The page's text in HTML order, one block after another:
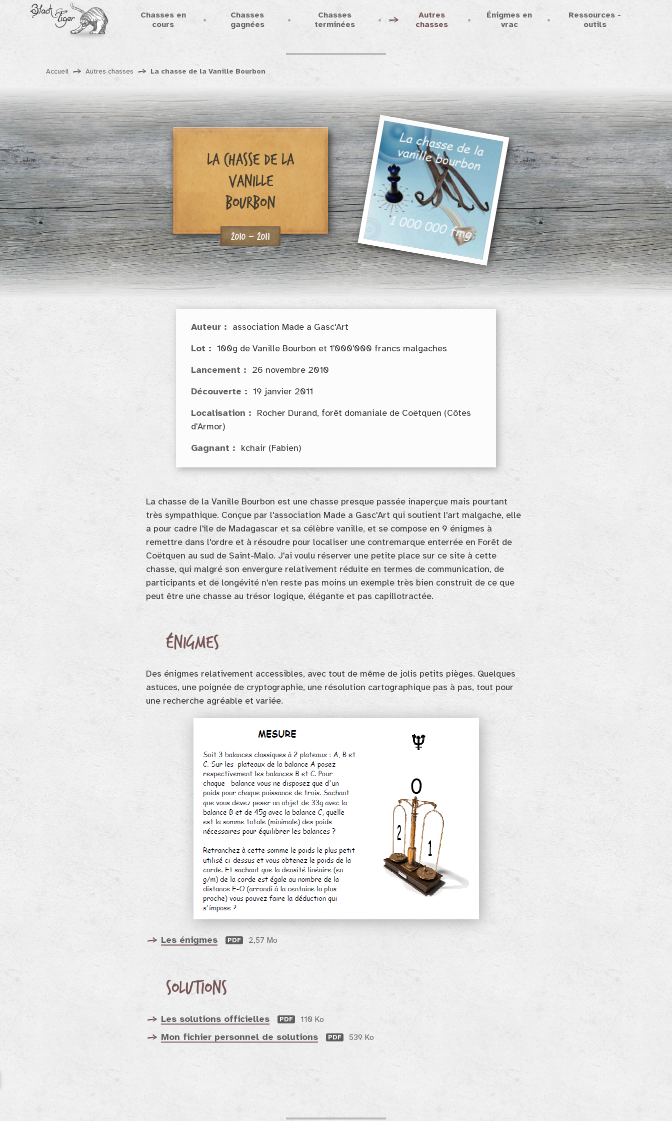
Black Tiger
Chasses en
cours
Chasses
gagnées
Chasses
terminées
Autres
chasses
Énigmes en
vrac
Ressources -
outils
Accueil Autres chasses La chasse de la Vanille Bourbon
La chasse de la
Vanille
Bourbon
2010 - 2011
Auteur association Made a Gasc'Art
Lot 100g de Vanille Bourbon et 1'000'000 francs malgaches
Lancement 26 novembre 2010
Découverte 19 janvier 2011
Localisation
Rocher Durand, forêt domaniale de Coëtquen (Côtes
d'Armor)
Gagnant kchair (Fabien)
La chasse de la Vanille Bourbon est une chasse presque passée inaperçue mais pourtant
très sympathique. Conçue par l'association Made a Gasc'Art qui soutient l'art malgache, elle
a pour cadre l'île de Madagascar et sa célèbre vanille, et se compose en 9 énigmes à
remettre dans l'ordre et à résoudre pour localiser une contremarque enterrée en Forêt de
Coëtquen au sud de Saint-Malo. J'ai voulu réserver une petite place sur ce site à cette
chasse, qui malgré son envergure relativement réduite en termes de communication, de
participants et de longévité n'en reste pas moins un exemple très bien construit de ce que
peut être une chasse au trésor logique, élégante et pas capillotractée.
Énigmes
Des énigmes relativement accessibles, avec tout de même de jolis petits pièges. Quelques
astuces, une poignée de cryptographie, une résolution cartographique pas à pas, tout pour
une recherche agréable et variée.
Les énigmes PDF 2,57 Mo
Solutions
Les solutions officielles PDF 110 Ko
Mon fichier personnel de solutions PDF 539 Ko